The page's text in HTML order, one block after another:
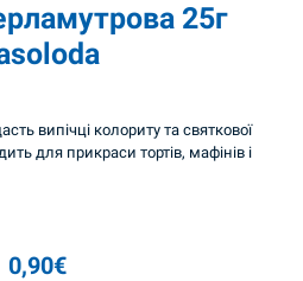
25г
випічці колориту та святкової
для прикраси тортів, мафінів і
0,90€